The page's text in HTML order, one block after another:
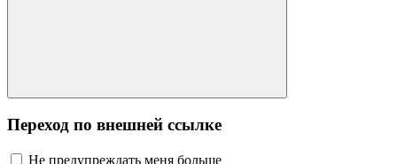
Переход по внешней ссылке
Не предупреждать меня больше